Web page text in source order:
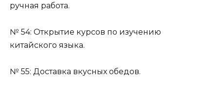
ручная работа.
№ 54: Открытие курсов по изучению
китайского языка.
№ 55: Доставка вкусных обедов.